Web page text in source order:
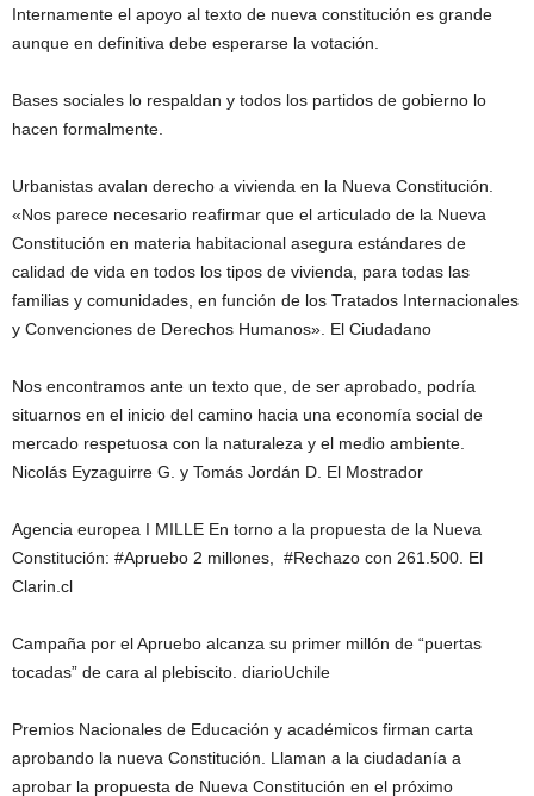
Internamente el apoyo al texto de nueva constitución es grande
aunque en definitiva debe esperarse la votación.
Bases sociales lo respaldan y todos los partidos de gobierno lo
hacen formalmente.
Urbanistas avalan derecho a vivienda en la Nueva Constitución.
«Nos parece necesario reafirmar que el articulado de la Nueva
Constitución en materia habitacional asegura estándares de
calidad de vida en todos los tipos de vivienda, para todas las
familias y comunidades, en función de los Tratados Internacionales
y Convenciones de Derechos Humanos». El Ciudadano
Nos encontramos ante un texto que, de ser aprobado, podría
situarnos en el inicio del camino hacia una economía social de
mercado respetuosa con la naturaleza y el medio ambiente.
Nicolás Eyzaguirre G. y Tomás Jordán D. El Mostrador
Agencia europea I MILLE En torno a la propuesta de la Nueva
Constitución: #Apruebo 2 millones, #Rechazo con 261.500. El
Clarin.cl
Campaña por el Apruebo alcanza su primer millón de “puertas
tocadas” de cara al plebiscito. diarioUchile
Premios Nacionales de Educación y académicos firman carta
aprobando la nueva Constitución. Llaman a la ciudadanía a
aprobar la propuesta de Nueva Constitución en el próximo